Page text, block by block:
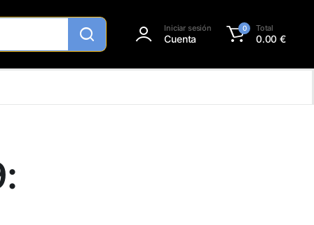
Iniciar sesión
Cuenta
0 Total
0.00€